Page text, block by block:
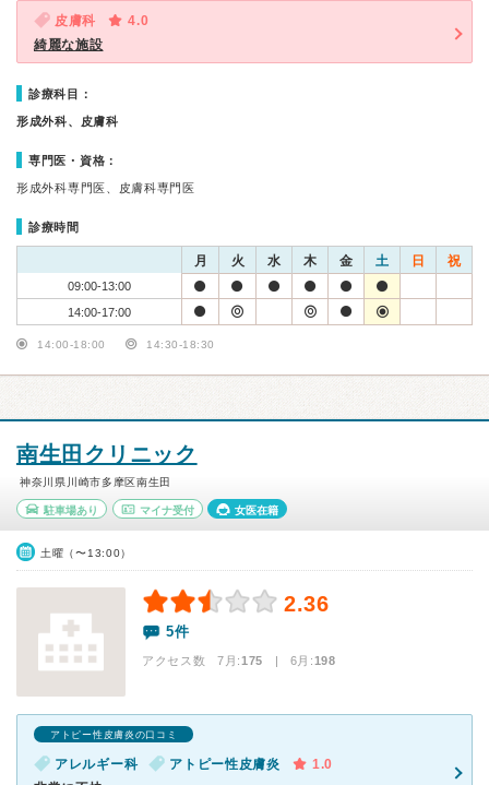
皮膚科
4.0
綺麗な施設
診療科目：
形成外科、皮膚科
専門医・資格：
形成外科専門医、皮膚科専門医
診療時間
月 火 水 木 金 土 日 祝
09:00-13:00
14:00-17:00
14:00-18:00 14:30-18:30
南生田クリニック
神奈川県川崎市多摩区南生田
駐車場あり マイナ受付 女医在籍
土曜（〜13:00）
2.36
5件
アクセス数 7月:175 | 6月:198
アトピー性皮膚炎の口コミ
アレルギー科 アトピー性皮膚炎
1.0